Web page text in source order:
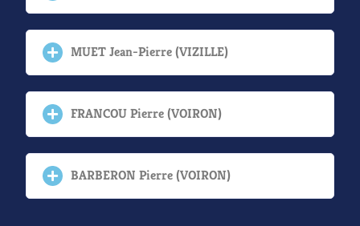
MUET Jean-Pierre (VIZILLE)
FRANCOU Pierre (VOIRON)
BARBERON Pierre (VOIRON)